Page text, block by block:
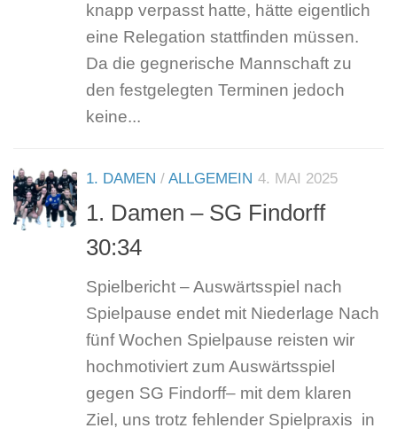
knapp verpasst hatte, hätte eigentlich
eine Relegation stattfinden müssen.
Da die gegnerische Mannschaft zu
den festgelegten Terminen jedoch
keine...
1. DAMEN / ALLGEMEIN 4. MAI 2025
1. Damen – SG Findorff
30:34
Spielbericht – Auswärtsspiel nach
Spielpause endet mit Niederlage Nach
fünf Wochen Spielpause reisten wir
hochmotiviert zum Auswärtsspiel
gegen SG Findorff– mit dem klaren
Ziel, uns trotz fehlender Spielpraxis in